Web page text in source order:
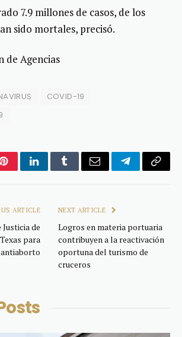
7.9 millones de casos, de los
sido mortales, precisó.
de Agencias
COVID-19
PinterestLinkedInTumblrEmail TelegramCopy
ARTICLE
de
para
NEXT ARTICLE
Logros en materia portuaria
contribuyen a la reactivación
oportuna del turismo de
cruceros